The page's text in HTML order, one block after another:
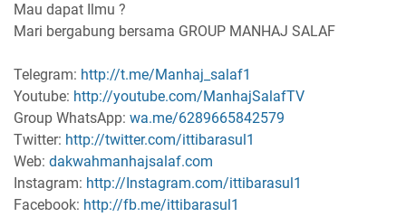
Mau dapat Ilmu ?
Mari bergabung bersama GROUP MANHAJ SALAF
Telegram: http://t.me/Manhaj_salaf1
Youtube: http://youtube.com/ManhajSalafTV
Group WhatsApp: wa.me/6289665842579
Twitter: http://twitter.com/ittibarasul1
Web: dakwahmanhajsalaf.com
Instagram: http://Instagram.com/ittibarasul1
Facebook: http://fb.me/ittibarasul1